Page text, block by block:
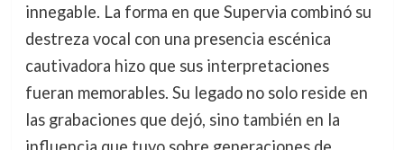
innegable. La forma en que Supervia combinó su
destreza vocal con una presencia escénica
cautivadora hizo que sus interpretaciones
fueran memorables. Su legado no solo reside en
las grabaciones que dejó, sino también en la